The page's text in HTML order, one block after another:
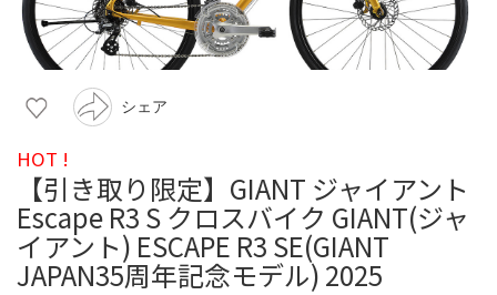
シェア
HOT !
【引き取り限定】GIANT ジャイアント
Escape R3 S クロスバイク GIANT(ジャ
イアント) ESCAPE R3 SE(GIANT
JAPAN35周年記念モデル) 2025